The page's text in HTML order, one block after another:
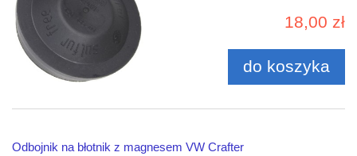
18,00 zł
do koszyka
Odbojnik na błotnik z magnesem VW Crafter